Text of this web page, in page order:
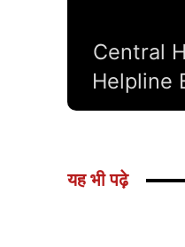
यह भी पढ़े